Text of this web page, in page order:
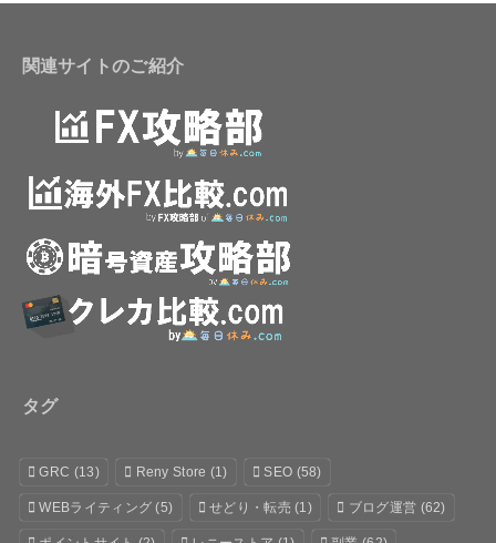
関連サイトのご紹介
タグ
GRC (13) Reny Store (1) SEO (58)
WEBライティング (5) せどり・転売 (1) ブログ運営 (62)